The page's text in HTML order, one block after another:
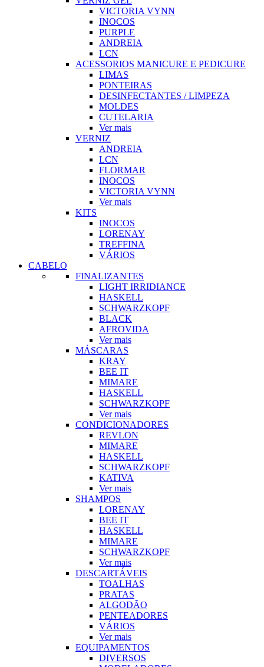
VICTORIA VYNN
INOCOS
PURPLE
ANDREIA
LCN
ACESSORIOS MANICURE E PEDICURE
LIMAS
PONTEIRAS
DESINFECTANTES / LIMPEZA
MOLDES
CUTELARIA
Ver mais
VERNIZ
ANDREIA
LCN
FLORMAR
INOCOS
VICTORIA VYNN
Ver mais
KITS
INOCOS
LORENAY
TREFFINA
VÁRIOS
CABELO
FINALIZANTES
LIGHT IRRIDIANCE
HASKELL
SCHWARZKOPF
BLACK
AFROVIDA
Ver mais
MÁSCARAS
KRAY
BEE IT
MIMARE
HASKELL
SCHWARZKOPF
Ver mais
CONDICIONADORES
REVLON
MIMARE
HASKELL
SCHWARZKOPF
KATIVA
Ver mais
SHAMPOS
LORENAY
BEE IT
HASKELL
MIMARE
SCHWARZKOPF
Ver mais
DESCARTÁVEIS
TOALHAS
PRATAS
ALGODÃO
PENTEADORES
VÁRIOS
Ver mais
EQUIPAMENTOS
DIVERSOS